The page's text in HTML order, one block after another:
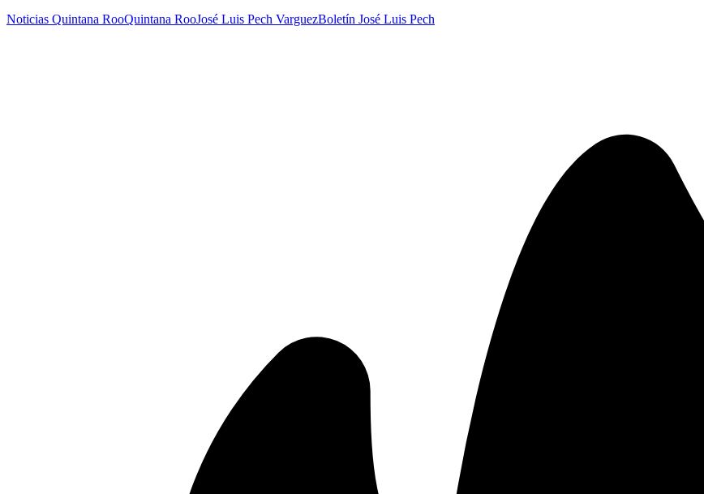
Noticias Quintana RooQuintana RooJosé Luis Pech VarguezBoletín José Luis Pech